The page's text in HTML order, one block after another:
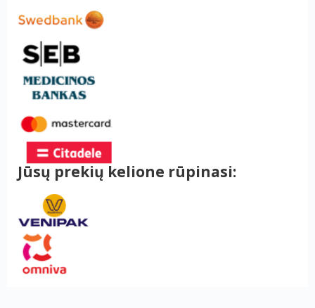
Jūsų prekių kelione rūpinasi: